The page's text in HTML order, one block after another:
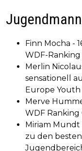
Finn Mocha -
WDF-Ranking
Merlin
sensationell
Europe Youth
Merve
WDF Ranking
Miriam Mundt
zu den